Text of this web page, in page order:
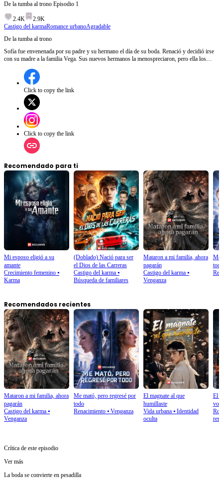
De la tumba al trono Episodio 1
2.4K
2.9K
Castigo del karmaRomance urbanoAgradable
De la tumba al trono
Sofía fue envenenada por su padre y su hermano el día de su boda. Renació y decidió irse
con su madre a la familia Vega. Sus nuevos hermanos la menospreciaron, pero ella los
radio con historias de terror. Cuando su antigua familia le pidió perdón, Sofía los rechazó y
juró cobrar cada deuda del pasado.
Click to copy the link
Click to copy the link
Recomendado para ti
Mi esposo eligió a su
amante
Crecimiento femenino ⦁
Karma
(Doblado) Nació para ser
el Dios de las Carreras
Castigo del karma⦁
Búsqueda de familiares
Mataron a mi familia, ahora
pagarán
Castigo del karma⦁
Venganza
Me
todo
Recomendados recientes
Mataron a mi familia, ahora
pagarán
Castigo del karma ⦁
Venganza
Me mató, pero regresé por
todo
Renacimiento⦁ Venganza
El magnate al que
humillaste
Vida urbana⦁ Identidad
oculta
El
Crítica de este episodio
Ver más
La boda se convierte en pesadilla